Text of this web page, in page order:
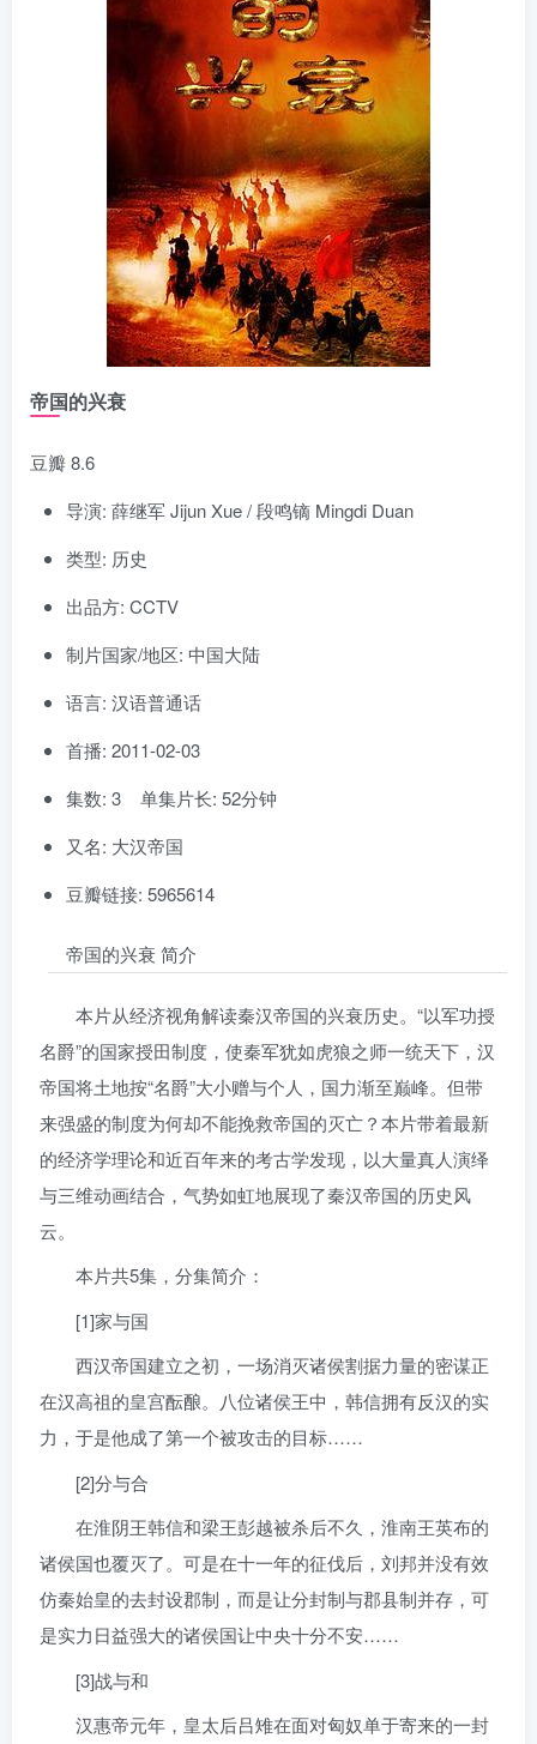
帝国的兴衰
豆瓣 8.6
导演: 薛继军 Jijun Xue / 段鸣镝 Mingdi Duan
类型: 历史
出品方: CCTV
制片国家/地区: 中国大陆
语言: 汉语普通话
首播: 2011-02-03
集数: 3 单集片长: 52分钟
又名: 大汉帝国
豆瓣链接: 5965614
帝国的兴衰 简介
本片从经济视角解读秦汉帝国的兴衰历史。“以军功授
名爵”的国家授田制度，使秦军犹如虎狼之师一统天下，汉
帝国将土地按“名爵”大小赠与个人，国力渐至巅峰。但带
来强盛的制度为何却不能挽救帝国的灭亡？本片带着最新
的经济学理论和近百年来的考古学发现，以大量真人演绎
与三维动画结合，气势如虹地展现了秦汉帝国的历史风
云。
本片共5集，分集简介：
[1]家与国
西汉帝国建立之初，一场消灭诸侯割据力量的密谋正
在汉高祖的皇宫酝酿。八位诸侯王中，韩信拥有反汉的实
力，于是他成了第一个被攻击的目标……
[2]分与合
在淮阴王韩信和梁王彭越被杀后不久，淮南王英布的
诸侯国也覆灭了。可是在十一年的征伐后，刘邦并没有效
仿秦始皇的去封设郡制，而是让分封制与郡县制并存，可
是实力日益强大的诸侯国让中央十分不安……
[3]战与和
汉惠帝元年，皇太后吕雉在面对匈奴单于寄来的一封